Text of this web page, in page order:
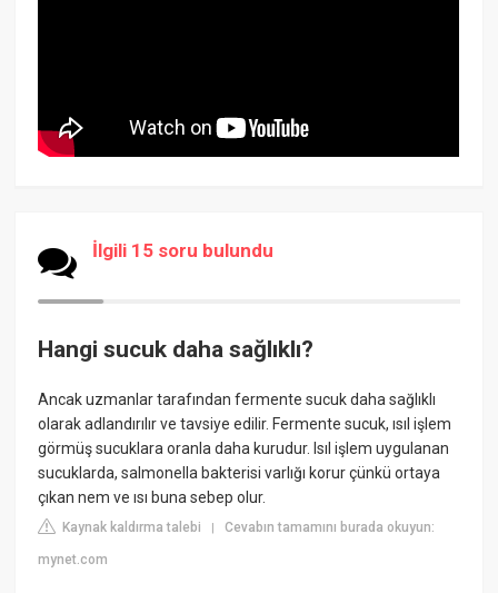
İlgili 15 soru bulundu
Hangi sucuk daha sağlıklı?
Ancak uzmanlar tarafından fermente sucuk daha sağlıklı
olarak adlandırılır ve tavsiye edilir. Fermente sucuk, ısıl işlem
görmüş sucuklara oranla daha kurudur. Isıl işlem uygulanan
sucuklarda, salmonella bakterisi varlığı korur çünkü ortaya
çıkan nem ve ısı buna sebep olur.
Kaynak kaldırma talebi |Cevabın tamamını burada okuyun:
mynet.com